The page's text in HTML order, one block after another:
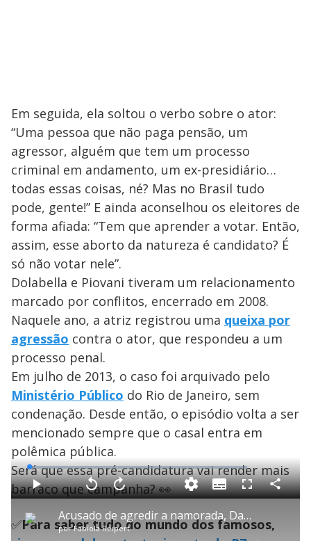
Em seguida, ela soltou o verbo sobre o ator:
“Uma pessoa que não paga pensão, um
agressor, alguém que tem um processo
criminal em andamento, um ex-presidiário…
todas essas coisas, né? Mas no Brasil tudo
pode, gente!” E ainda aconselhou os eleitores de
forma afiada: “Tem que aprender a votar. Então,
assim, esse aborto da natureza é candidato? É
só não votar nele”.
Dolabella e Piovani tiveram um relacionamento
marcado por conflitos, encerrado em 2008.
Naquele ano, a atriz registrou uma queixa por
agressão contra o ator, que respondeu a um
processo penal.
Em julho de 2013, o caso foi arquivado pelo
Ministério Público do Rio de Janeiro, sem
condenação. Desde então, o episódio volta a ser
mencionado sempre que o casal entra em
polêmica pública.
Será que essa pré-candidatura vai render mais
barraco que campanha? 👀
P Acusado de agredir a namorada, Dado Dolabella quebra o silêncio em entrevista à RECORD
porFabíola Reipert
P V
l
t
a
r
1
A
n
ç
a
L
o
a
d
e
:
1
.
6
4
S
u
b
i
t
l
F
l
s
c
C
o
✅Para saber tudo do mundo dos famosos,